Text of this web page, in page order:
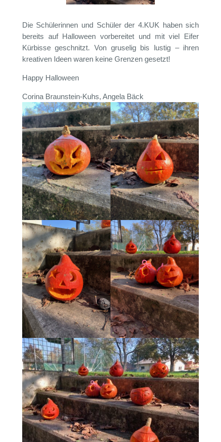
Die Schülerinnen und Schüler der 4.KUK haben sich
bereits auf Halloween vorbereitet und mit viel Eifer
Kürbisse geschnitzt. Von gruselig bis lustig – ihren
kreativen Ideen waren keine Grenzen gesetzt!
Happy Halloween
Corina Braunstein-Kuhs, Angela Bäck